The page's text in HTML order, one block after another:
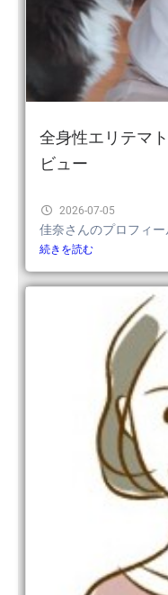
全身性エリテマ
ビュー
2026-07-05
佳奈さんのプロフィー
続きを読む